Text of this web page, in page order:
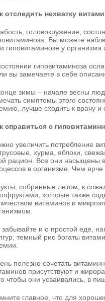
отследить нехватку
головокружение,
Вы можете
гиповитаминозе у
гиповитаминоза
вы замечаете в себе
зимы – начале весны
симптомы этого
лучше сходить к врачу и
справиться с
увеличить потребление
хурма, яблоки,
рацион. Все они насыщены
в организме. Чем
собранные летом, к
которые также
витаминов и
и о простой еде,
темный рис богаты
полезно сочетать
присутствуют и
чтобы они усваивались, в
главное, что для